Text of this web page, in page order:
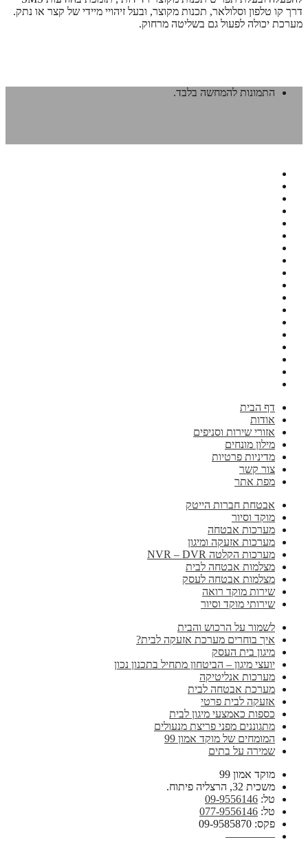
דרך קו טלפון וסלולאר, תכנות מקוצר, ובעל זיהויי מיידי של קצר או נתק.
מערכת יכולה לפעול גם בשליטה מרחוק.
התמונות להמחשה בלבד.
דף הבית
אודות
אזורי שירות וסניפים
מילון מונחים
מדיניות פרטיות
צור קשר
מפת אתר
אבטחת חברות הייטק
מוקד וסיור
מערכות אבטחה
מערכות אזעקה ומיגון
מערכות הקלטה NVR – DVR
מצלמות אבטחה לבית
מצלמות אבטחה לעסק
שירות מוקד רואה
שירותי מוקד וסיור
לשמור על הרכוש והבית
איך בוחרים מערכת אזעקה לבית?
מיגון בית העסק
יועצי מיגון – הביטחון מתחיל בתכנון נכון
מערכות אנליטיקה
מערכת אבטחה לבית
אזעקה לבית פרטי
כספות כאמצעי מיגון לבית
מתגוננים מפני פריצת מנעולים
המומחים של מוקד אמון 99
שמירה על בתים
מוקד אמון 99
משכית 32, הרצליה פיתוח.
טל: 09-9556146
טל: 077-9556146
פקס: 09-9585870
————–